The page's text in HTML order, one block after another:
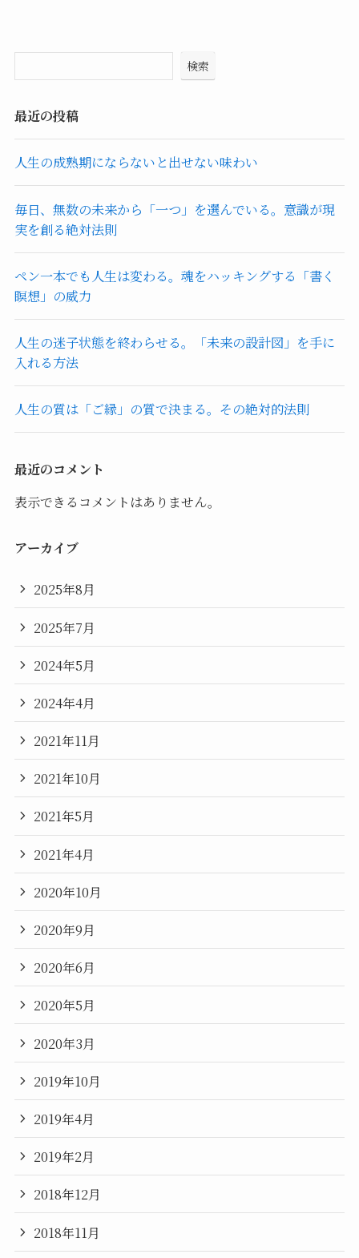
検索
最近の投稿
人生の成熟期にならないと出せない味わい
毎日、無数の未来から「一つ」を選んでいる。意識が現
実を創る絶対法則
ペン一本でも人生は変わる。魂をハッキングする「書く
瞑想」の威力
人生の迷子状態を終わらせる。「未来の設計図」を手に
入れる方法
人生の質は「ご縁」の質で決まる。その絶対的法則
最近のコメント
表示できるコメントはありません。
アーカイブ
2025年8月
2025年7月
2024年5月
2024年4月
2021年11月
2021年10月
2021年5月
2021年4月
2020年10月
2020年9月
2020年6月
2020年5月
2020年3月
2019年10月
2019年4月
2019年2月
2018年12月
2018年11月